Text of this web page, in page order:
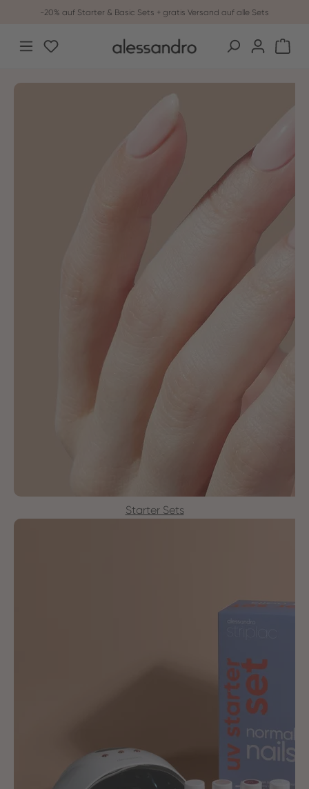
Zum Hauptinhalt springen
-20% auf Starter & Basic Sets + gratis Versand auf alle Sets
Du hast 0 Produkte auf dem Merkzettel
Starter Sets